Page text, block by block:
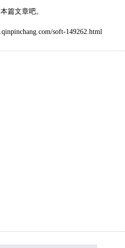
篇文章吧。
soft-149262.html